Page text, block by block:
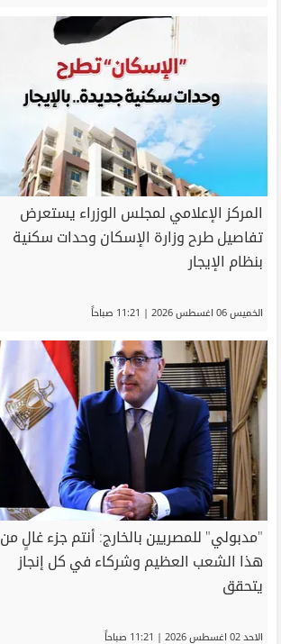
المركز الإعلامي لمجلس الوزراء يستعرض
تفاصيل طرح وزارة الإسكان وحدات سكنية
بنظام الإيجار
الخميس 06 اغسطس 2026 | 11:21 صباحاً
"مدبولي" للمصريين بالخارج: أنتم جزء غالٍ من
هذا الشعب العظيم وشركاء في كل إنجاز
يتحقق
الاحد 02 اغسطس 2026 | 11:21 صباحاً